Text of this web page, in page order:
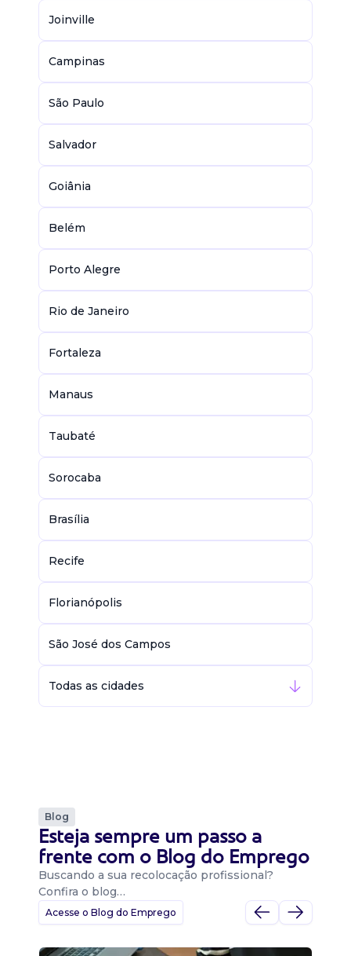
Joinville
Campinas
São Paulo
Salvador
Goiânia
Belém
Porto Alegre
Rio de Janeiro
Fortaleza
Manaus
Taubaté
Sorocaba
Brasília
Recife
Florianópolis
São José dos Campos
Todas as cidades
Blog
Esteja sempre um passo a
frente com o Blog do Emprego
Buscando a sua recolocação profissional?
Confira o blog…
Acesse o Blog do Emprego